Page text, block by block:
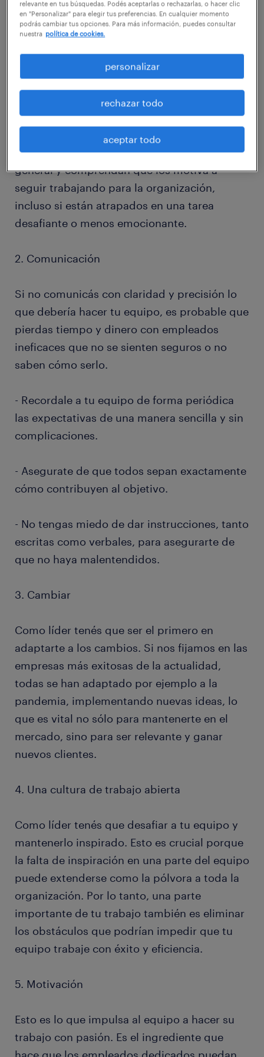
transparente e innovadora, para lograr
agilidad, flexibilidad y eficiencia. Estos 7
1. Objetivos claros
Los objetivos claros con el enfoque adecuado
dan sentido al trabajo de tu equipo, lo que
permite que los miembros vean el panorama
general y comprendan qué los motiva a
seguir trabajando para la organización,
incluso si están atrapados en una tarea
desafiante o menos emocionante.
2. Comunicación
Si no comunicás con claridad y precisión lo
que debería hacer tu equipo, es probable que
pierdas tiempo y dinero con empleados
ineficaces que no se sienten seguros o no
saben cómo serlo.
- Recordale a tu equipo de forma periódica
las expectativas de una manera sencilla y sin
complicaciones.
- Asegurate de que todos sepan exactamente
cómo contribuyen al objetivo.
- No tengas miedo de dar instrucciones, tanto
escritas como verbales, para asegurarte de
que no haya malentendidos.
3. Cambiar
Como líder tenés que ser el primero en
adaptarte a los cambios. Si nos fijamos en las
empresas más exitosas de la actualidad,
todas se han adaptado por ejemplo a la
pandemia, implementando nuevas ideas, lo
que es vital no sólo para mantenerte en el
mercado, sino para ser relevante y ganar
nuevos clientes.
4. Una cultura de trabajo abierta
Como líder tenés que desafiar a tu equipo y
mantenerlo inspirado. Esto es crucial porque
la falta de inspiración en una parte del equipo
puede extenderse como la pólvora a toda la
organización. Por lo tanto, una parte
importante de tu trabajo también es eliminar
los obstáculos que podrían impedir que tu
equipo trabaje con éxito y eficiencia.
5. Motivación
Esto es lo que impulsa al equipo a hacer su
trabajo con pasión. Es el ingrediente que
relevante en tus búsquedas. Podés aceptarlas o rechazarlas, o hacer clic
en "Personalizar" para elegir tus preferencias. En cualquier momento
podrás cambiar tus opciones. Para más información, puedes consultar
nuestra política de cookies.
personalizar
rechazar todo
aceptar todo